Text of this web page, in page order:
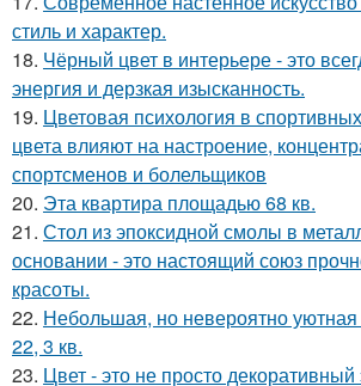
стиль и характер.
18. Чёрный цвет в интерьере - это
энергия и дерзкая изысканность.
19. Цветовая психология в
цвета влияют на настроение,
спортсменов и болельщиков
20. Эта квартира площадью 68 кв.
21. Стол из эпоксидной смолы в
основании - это настоящий союз
красоты.
22. Небольшая, но невероятно
22, 3 кв.
23. Цвет - это не просто